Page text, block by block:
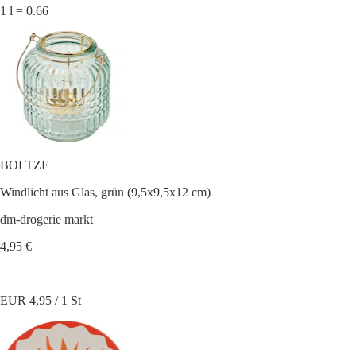
1 l = 0.66
BOLTZE
Windlicht aus Glas, grün (9,5x9,5x12 cm)
dm-drogerie markt
4,95 €
EUR 4,95 / 1 St